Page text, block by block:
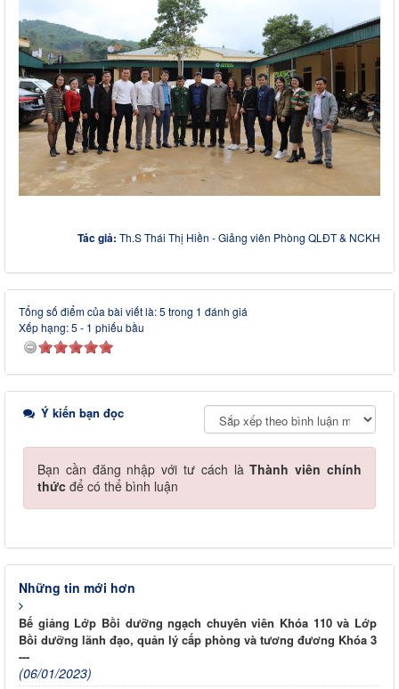
Tác giả: Th.S Thái Thị Hiền - Giảng viên Phòng QLĐT & NCKH
Tổng số điểm của bài viết là: 5 trong 1 đánh giá
Xếp hạng:5 - 1 phiếu bầu
Ý kiến bạn đọc
Bạn cần đăng nhập với tư cách làThành viên chính
thức để có thể bình luận
Những tin mới hơn
Bế giảng Lớp Bồi dưỡng ngạch chuyên viên Khóa 110 và Lớp
Bồi dưỡng lãnh đạo, quản lý cấp phòng và tương đương Khóa 3
---
(06/01/2023)